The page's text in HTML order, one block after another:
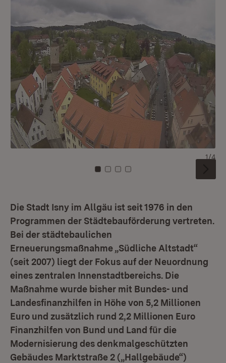
Zu Kachel: 0
Zu Kachel: 1
Zu Kachel: 2
Zu Kachel: 3
1/4
Die Stadt Isny im Allgäu ist seit 1976 in den
Programmen der Städtebauförderung vertreten.
Bei der städtebaulichen
Erneuerungsmaßnahme „Südliche Altstadt“
(seit 2007) liegt der Fokus auf der Neuordnung
eines zentralen Innenstadtbereichs. Die
Maßnahme wurde bisher mit Bundes- und
Landesfinanzhilfen in Höhe von 5,2 Millionen
Euro und zusätzlich rund 2,2 Millionen Euro
Finanzhilfen von Bund und Land für die
Modernisierung des denkmalgeschützten
Gebäudes Marktstraße 2 („Hallgebäude“)